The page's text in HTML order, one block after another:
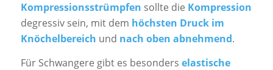
Kompressionsstrümpfen sollte die Kompression
degressiv sein, mit dem höchsten Druck im
Knöchelbereich und nach oben abnehmend.
Für Schwangere gibt es besonders elastische